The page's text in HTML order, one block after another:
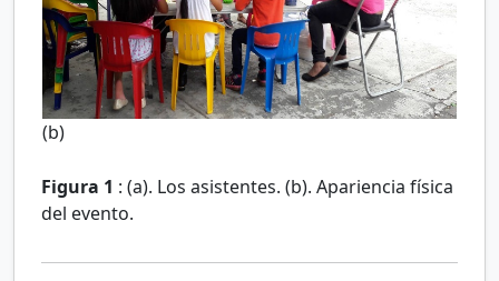
(b)
Figura 1 : (a). Los asistentes. (b). Apariencia física
del evento.